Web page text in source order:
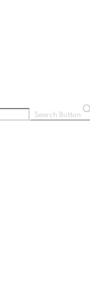
Search Button